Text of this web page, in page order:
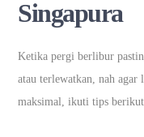
Singapura
Ketika pergi berlibur
atau terlewatkan, nah
maksimal, ikuti tips